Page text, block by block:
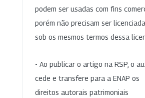
podem ser usadas com fins
porém não precisam ser
sob os mesmos termos dessa
- Ao publicar o artigo na RSP, o
cede e transfere para a ENAP os
direitos autorais patrimoniais